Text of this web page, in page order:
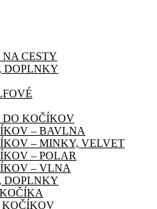
CESTY
DOPLNKY
KOČÍKOV
– BAVLNA
– MINKY, VELVET
– POLAR
– VLNA
DOPLNKY
KOČÍKOV